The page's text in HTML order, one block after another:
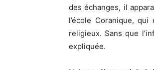
des échanges, il
l’école Coranique,
religieux. Sans que
expliquée.